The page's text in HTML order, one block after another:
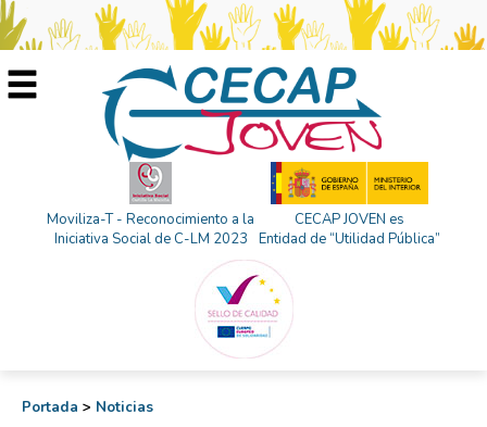
Moviliza-T - Reconocimiento a la
Iniciativa Social de C-LM 2023
CECAP JOVEN es
Entidad de “Utilidad Pública”
Portada > Noticias